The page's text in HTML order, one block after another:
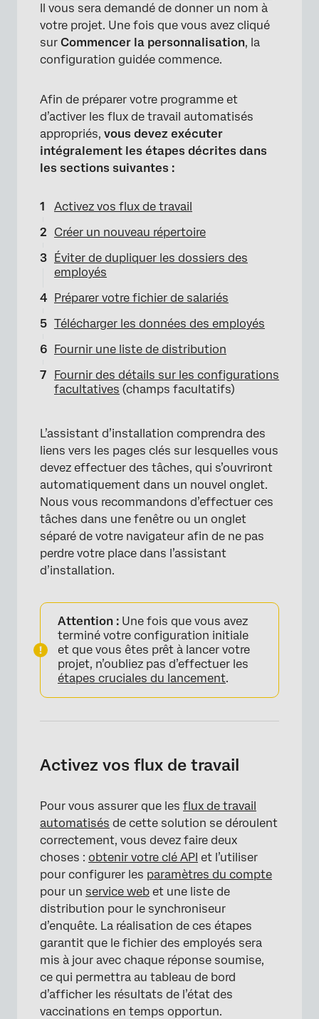
×
Il vous sera demandé de donner un nom à
votre projet. Une fois que vous avez cliqué
sur Commencer la personnalisation, la
configuration guidée commence.
Afin de préparer votre programme et
d’activer les flux de travail automatisés
appropriés, vous devez exécuter
intégralement les étapes décrites dans
les sections suivantes :
Activez vos flux de travail
Créer un nouveau répertoire
Éviter de dupliquer les dossiers des
employés
Préparer votre fichier de salariés
Télécharger les données des employés
Fournir une liste de distribution
Fournir des détails sur les configurations
facultatives (champs facultatifs)
L’assistant d’installation comprendra des
liens vers les pages clés sur lesquelles vous
devez effectuer des tâches, qui s’ouvriront
automatiquement dans un nouvel onglet.
Nous vous recommandons d’effectuer ces
tâches dans une fenêtre ou un onglet
séparé de votre navigateur afin de ne pas
perdre votre place dans l’assistant
d’installation.
Attention : Une fois que vous avez
terminé votre configuration initiale
et que vous êtes prêt à lancer votre
projet, n’oubliez pas d’effectuer les
étapes cruciales du lancement.
Activez vos flux de travail
Pour vous assurer que les flux de travail
automatisés de cette solution se déroulent
correctement, vous devez faire deux
choses : obtenir votre clé API et l’utiliser
pour configurer les paramètres du compte
pour un service web et une liste de
distribution pour le synchroniseur
d’enquête. La réalisation de ces étapes
garantit que le fichier des employés sera
mis à jour avec chaque réponse soumise,
ce qui permettra au tableau de bord
d’afficher les résultats de l’état des
vaccinations en temps opportun.